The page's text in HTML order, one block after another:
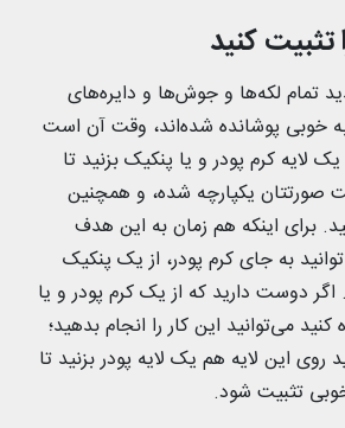
تثبیت کنید
تمام لکه‌ها و جوش‌ها و دایره‌های
خوبی پوشانده شده‌اند، وقت آن است
لایه کرم پودر و یا پنکیک بزنید تا
صورتتان یکپارچه شده، و همچنین
برای اینکه هم زمان به این هدف
به جای کرم پودر، از یک پنکیک
اگر دوست دارید که از یک کرم پودر و یا
می‌توانید این کار را انجام بدهید؛
روی این لایه هم یک لایه پودر بزنید تا
تثبیت شود.